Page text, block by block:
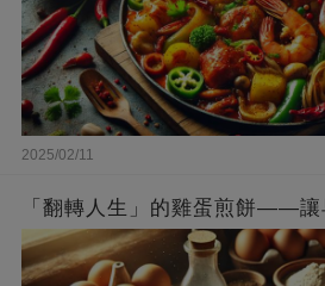
2025/02/11
「翻轉人生」的雞蛋煎餅——讓